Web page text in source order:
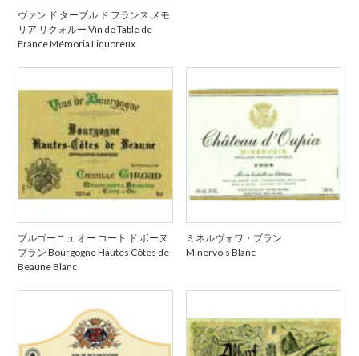
ヴァン ド ターブル ド フランス メモ
リア リクォルー Vin de Table de
France Mémoria Liquoreux
ブルゴーニュ オー コート ド ボーヌ
ブラン Bourgogne Hautes Côtes de
Beaune Blanc
ミネルヴォワ・ブラン
Minervois Blanc